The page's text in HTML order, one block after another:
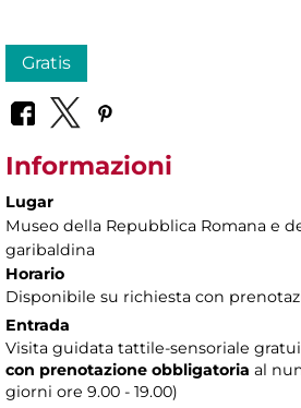
Gratis
Informazioni
Lugar
Museo della Repubblica Romana e
garibaldina
Horario
Disponibile su richiesta con
Entrada
Visita guidata tattile-sensoriale
con prenotazione obbligatoria al
giorni ore 9.00 - 19.00)